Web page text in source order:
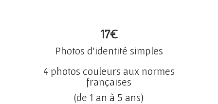
17€
Photos d’identité simples
4 photos couleurs aux normes
françaises
(de 1 an à 5 ans)